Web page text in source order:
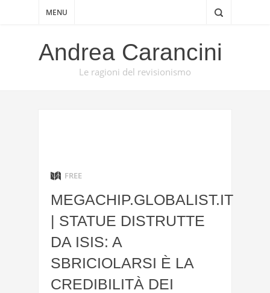
MENU
Andrea Carancini
Le ragioni del revisionismo
FREE
MEGACHIP.GLOBALIST.IT
| STATUE DISTRUTTE
DA ISIS: A
SBRICIOLARSI È LA
CREDIBILITÀ DEI